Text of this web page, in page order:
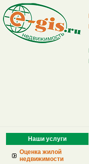
Наши услуги
Оценка жилой
недвижимости